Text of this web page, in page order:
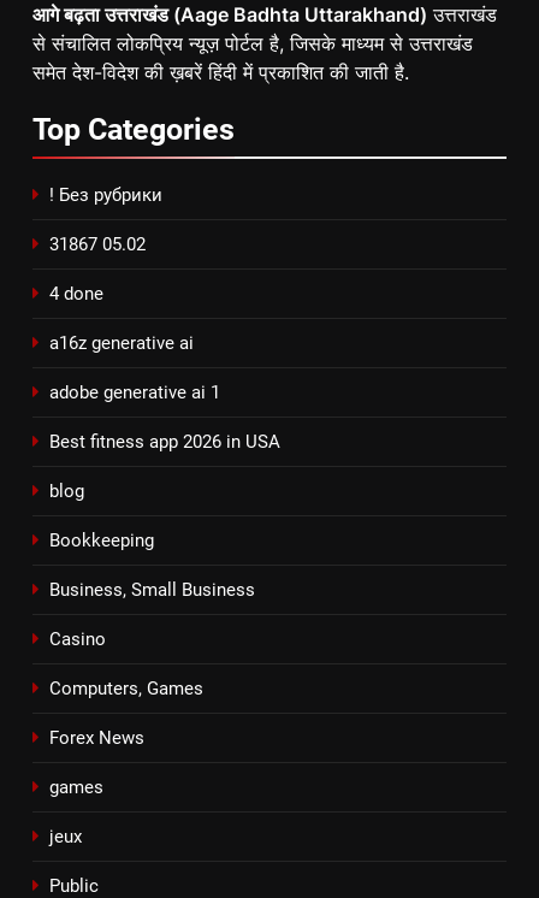
आगे बढ़ता उत्तराखंड (Aage Badhta Uttarakhand) उत्तराखंड
से संचालित लोकप्रिय न्यूज़ पोर्टल है, जिसके माध्यम से उत्तराखंड
समेत देश-विदेश की ख़बरें हिंदी में प्रकाशित की जाती है.
Top Categories
! Без рубрики
31867 05.02
4 done
a16z generative ai
adobe generative ai 1
Best fitness app 2026 in USA
blog
Bookkeeping
Business, Small Business
Casino
Computers, Games
Forex News
games
jeux
Public